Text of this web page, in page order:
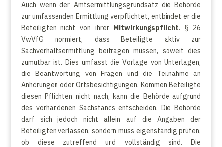
Auch wenn der Amtsermittlungsgrundsatz die Behörde
zur umfassenden Ermittlung verpflichtet, entbindet er die
Beteiligten nicht von ihrer Mitwirkungspflicht. § 26
VwVfG normiert, dass Beteiligte aktiv zur
Sachverhaltsermittlung beitragen müssen, soweit dies
zumutbar ist. Dies umfasst die Vorlage von Unterlagen,
die Beantwortung von Fragen und die Teilnahme an
Anhörungen oder Ortsbesichtigungen. Kommen Beteiligte
diesen Pflichten nicht nach, kann die Behörde aufgrund
des vorhandenen Sachstands entscheiden. Die Behörde
darf sich jedoch nicht allein auf die Angaben der
Beteiligten verlassen, sondern muss eigenständig prüfen,
ob diese zutreffend und vollständig sind. Die